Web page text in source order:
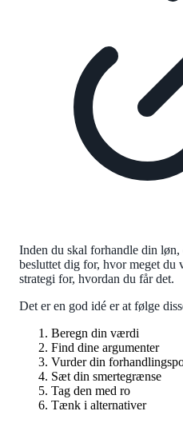
Inden du skal forhandle din
besluttet dig for, hvor meget du
strategi for, hvordan du får det.
Det er en god idé er at følge
Beregn din værdi
Find dine argumenter
Vurder din
Sæt din smertegrænse
Tag den med ro
Tænk i alternativer